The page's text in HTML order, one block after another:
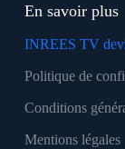
En savoir plus
INREES TV
Politique de
Conditions
Mentions légales